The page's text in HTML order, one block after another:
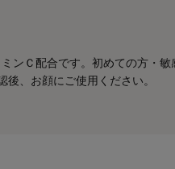
ンＣ配合です。初めての方・
、お顔にご使用ください。